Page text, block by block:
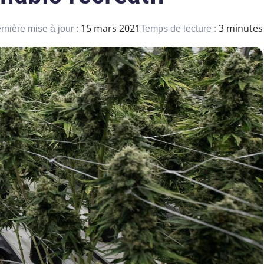
mise à jour : 15 mars 2021Temps de lecture : 3 minutes